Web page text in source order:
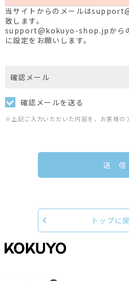
当サイトからのメールは
致します。
support@kokuyo-shop.jpからの
に設定をお願いします。
確認メール
確認メールを送る
※上記ご入力いただいた内容を、お客様の
送 信
トップに